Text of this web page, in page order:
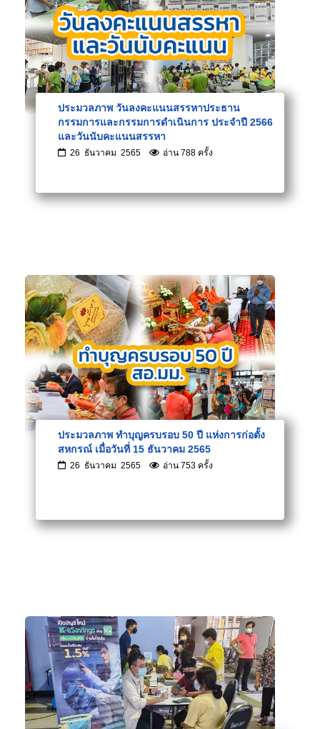
ประมวลภาพ วันลงคะแนนสรรหาประธาน
กรรมการและกรรมการดำเนินการ ประจำปี 2566
และวันนับคะแนนสรรหา
26 ธันวาคม 2565 อ่าน 788 ครั้ง
ประมวลภาพ ทำบุญครบรอบ 50 ปี แห่งการก่อตั้ง
สหกรณ์ เมื่อวันที่ 15 ธันวาคม 2565
26 ธันวาคม 2565 อ่าน 753 ครั้ง